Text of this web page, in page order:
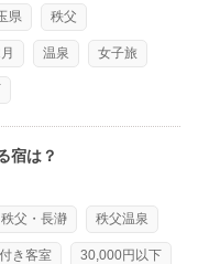
県 秩父
温泉 女子旅
宿は？
秩父・長瀞 秩父温泉
き客室 30,000円以下